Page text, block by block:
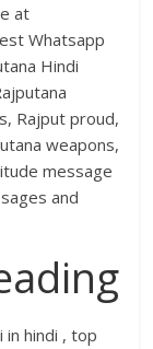
at
Whatsapp
Hindi
Rajput proud,
weapons,
message
and
in hindi , top